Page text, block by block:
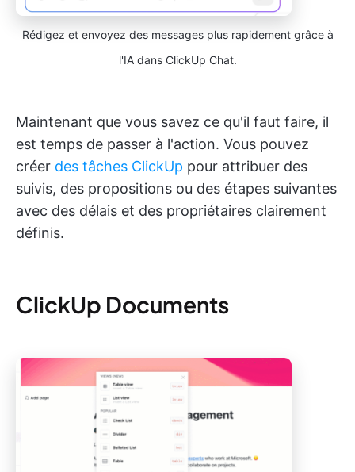
Rédigez et envoyez des messages plus rapidement grâce à
l'IA dans ClickUp Chat.
Maintenant que vous savez ce qu'il faut faire, il
est temps de passer à l'action. Vous pouvez
créer des tâches ClickUp pour attribuer des
suivis, des propositions ou des étapes suivantes
avec des délais et des propriétaires clairement
définis.
ClickUp Documents